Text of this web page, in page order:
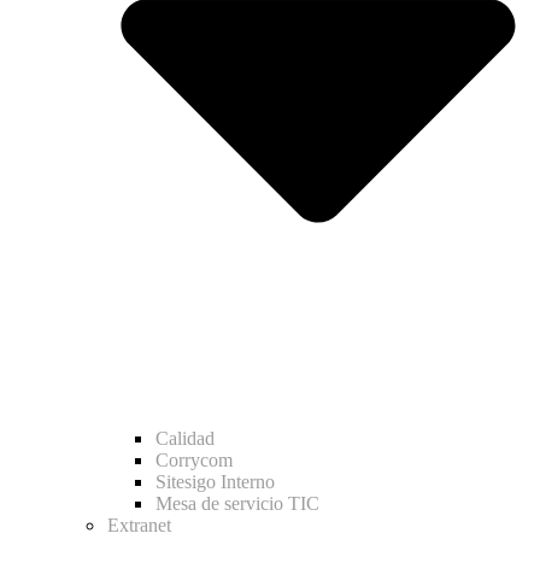
Calidad
Corrycom
Sitesigo Interno
Mesa de servicio TIC
Extranet